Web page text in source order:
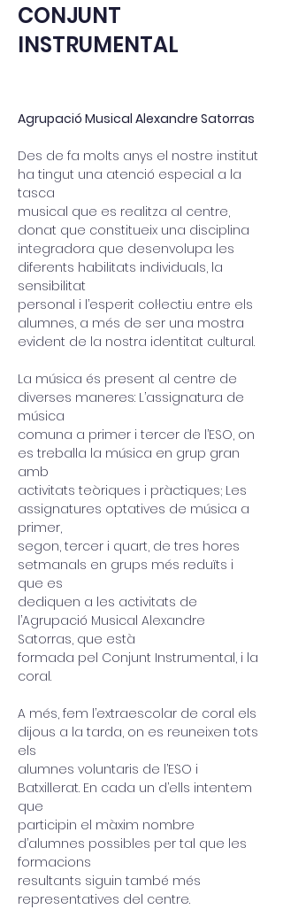
CONJUNT
INSTRUMENTAL
Agrupació Musical Alexandre Satorras
Des de fa molts anys el nostre institut
ha tingut una atenció especial a la
tasca
musical que es realitza al centre,
donat que constitueix una disciplina
integradora que desenvolupa les
diferents habilitats individuals, la
sensibilitat
personal i l’esperit col·lectiu entre els
alumnes, a més de ser una mostra
evident de la nostra identitat cultural.
La música és present al centre de
diverses maneres: L’assignatura de
música
comuna a primer i tercer de l’ESO, on
es treballa la música en grup gran
amb
activitats teòriques i pràctiques; Les
assignatures optatives de música a
primer,
segon, tercer i quart, de tres hores
setmanals en grups més reduïts i
que es
dediquen a les activitats de
l’Agrupació Musical Alexandre
Satorras, que està
formada pel Conjunt Instrumental, i la
coral.
A més, fem l’extraescolar de coral els
dijous a la tarda, on es reuneixen tots
els
alumnes voluntaris de l’ESO i
Batxillerat. En cada un d’ells intentem
que
participin el màxim nombre
d’alumnes possibles per tal que les
formacions
resultants siguin també més
representatives del centre.